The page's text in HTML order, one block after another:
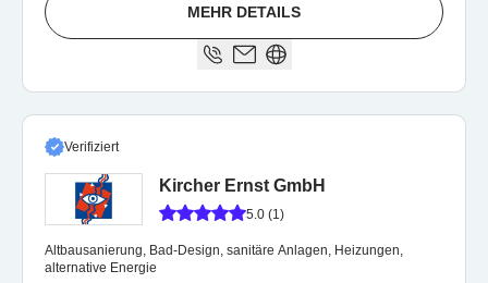
MEHR DETAILS
Verifiziert
Kircher Ernst GmbH
5.0 (1)
Altbausanierung, Bad-Design, sanitäre Anlagen, Heizungen,
alternative Energie